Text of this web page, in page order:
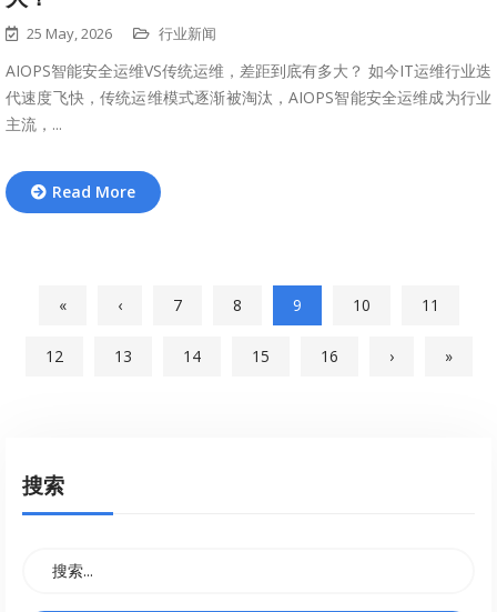
25 May, 2026 行业新闻
AIOPS智能安全运维VS传统运维，差距到底有多大？ 如今IT运维行业迭
代速度飞快，传统运维模式逐渐被淘汰，AIOPS智能安全运维成为行业
主流，...
Read More
« ‹ 7 8 9 10 11
12 13 14 15 16 › »
搜索